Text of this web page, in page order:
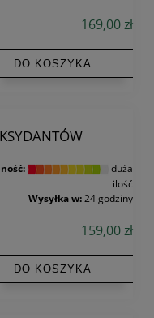
169,00 zł
DO KOSZYKA
duża
ilość
Wysyłka w: 24 godziny
159,00 zł
DO KOSZYKA